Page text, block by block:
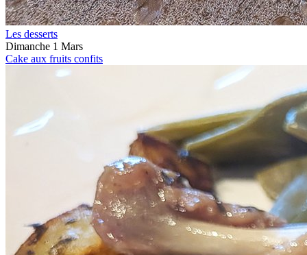
Les desserts
Dimanche 1 Mars
Cake aux fruits confits